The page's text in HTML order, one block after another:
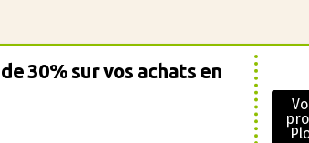
30% sur vos achats en